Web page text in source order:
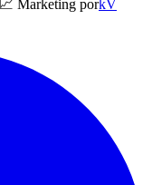
📈 Marketing porkV